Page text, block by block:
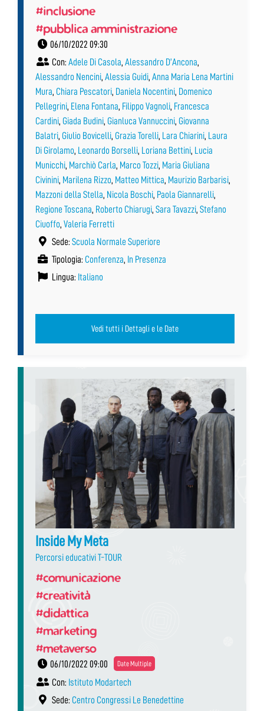
#inclusione
#pubblica amministrazione
06/10/2022 09:30
Con: Adele Di Casola, Alessandro D’Ancona,
Alessandro Nencini, Alessia Guidi, Anna Maria Lena Martini
Mura, Chiara Pescatori, Daniela Nocentini, Domenico
Pellegrini, Elena Fontana, Filippo Vagnoli, Francesca
Cardini, Giada Budini, Gianluca Vannuccini, Giovanna
Balatri, Giulio Bovicelli, Grazia Torelli, Lara Chiarini, Laura
Di Girolamo, Leonardo Borselli, Loriana Bettini, Lucia
Municchi, Marchiò Carla, Marco Tozzi, Maria Giuliana
Civinini, Marilena Rizzo, Matteo Mittica, Maurizio Barbarisi,
Mazzoni della Stella, Nicola Boschi, Paola Giannarelli,
Regione Toscana, Roberto Chiarugi, Sara Tavazzi, Stefano
Ciuoffo, Valeria Ferretti
Sede: Scuola Normale Superiore
Tipologia: Conferenza, In Presenza
Lingua: Italiano
Vedi tutti i Dettagli e le Date
Inside My Meta
Percorsi educativi T-TOUR
#comunicazione
#creatività
#didattica
#marketing
#metaverso
06/10/2022 09:00 Date Multiple
Con: Istituto Modartech
Sede: Centro Congressi Le Benedettine